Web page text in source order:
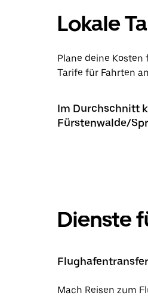
Lokale
Plane deine
Tarife für Fahrten
Im Durchschnitt
Fürstenwalde/
Dienste
Mach Reisen zum